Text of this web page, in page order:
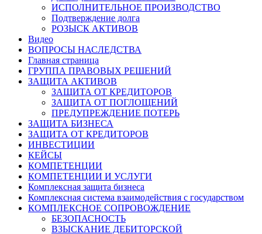
ИСПОЛНИТЕЛЬНОЕ ПРОИЗВОДСТВО
Подтверждение долга
РОЗЫСК АКТИВОВ
Видео
ВОПРОСЫ НАСЛЕДСТВА
Главная страница
ГРУППА ПРАВОВЫХ РЕШЕНИЙ
ЗАЩИТА АКТИВОВ
ЗАЩИТА ОТ КРЕДИТОРОВ
ЗАЩИТА ОТ ПОГЛОЩЕНИЙ
ПРЕДУПРЕЖДЕНИЕ ПОТЕРЬ
ЗАЩИТА БИЗНЕСА
ЗАЩИТА ОТ КРЕДИТОРОВ
ИНВЕСТИЦИИ
КЕЙСЫ
КОМПЕТЕНЦИИ
КОМПЕТЕНЦИИ И УСЛУГИ
Комплексная защита бизнеса
Комплексная система взаимодействия с государством
КОМПЛЕКСНОЕ СОПРОВОЖДЕНИЕ
БЕЗОПАСНОСТЬ
ВЗЫСКАНИЕ ДЕБИТОРСКОЙ